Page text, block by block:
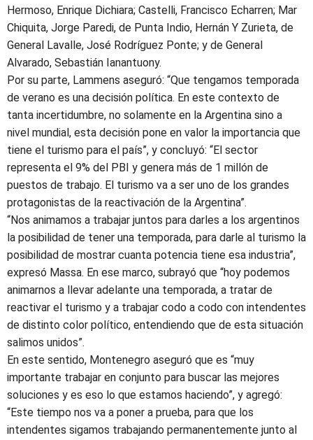
Hermoso, Enrique Dichiara; Castelli, Francisco Echarren; Mar
Chiquita, Jorge Paredi, de Punta Indio, Hernán Y Zurieta, de
General Lavalle, José Rodríguez Ponte; y de General
Alvarado, Sebastián Ianantuony.
Por su parte, Lammens aseguró: “Que tengamos temporada
de verano es una decisión política. En este contexto de
tanta incertidumbre, no solamente en la Argentina sino a
nivel mundial, esta decisión pone en valor la importancia que
tiene el turismo para el país”, y concluyó: “El sector
representa el 9% del PBI y genera más de 1 millón de
puestos de trabajo. El turismo va a ser uno de los grandes
protagonistas de la reactivación de la Argentina”.
“Nos animamos a trabajar juntos para darles a los argentinos
la posibilidad de tener una temporada, para darle al turismo la
posibilidad de mostrar cuanta potencia tiene esa industria”,
expresó Massa. En ese marco, subrayó que “hoy podemos
animarnos a llevar adelante una temporada, a tratar de
reactivar el turismo y a trabajar codo a codo con intendentes
de distinto color político, entendiendo que de esta situación
salimos unidos”.
En este sentido, Montenegro aseguró que es “muy
importante trabajar en conjunto para buscar las mejores
soluciones y es eso lo que estamos haciendo”, y agregó:
“Este tiempo nos va a poner a prueba, para que los
intendentes sigamos trabajando permanentemente junto al